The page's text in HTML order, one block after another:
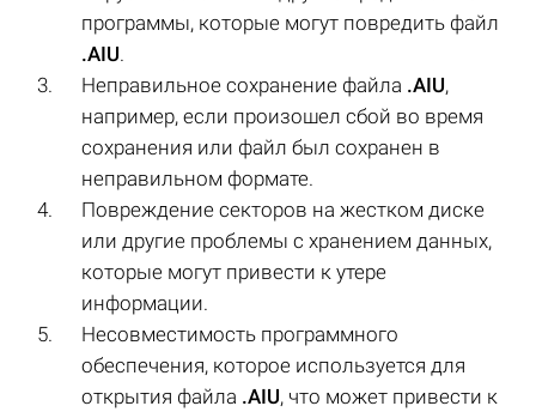
программы, которые могут повредить файл
.AIU.
Неправильное сохранение файла .AIU,
например, если произошел сбой во время
сохранения или файл был сохранен в
неправильном формате.
Повреждение секторов на жестком диске
или другие проблемы с хранением данных,
которые могут привести к утере
информации.
Несовместимость программного
обеспечения, которое используется для
открытия файла .AIU, что может привести к